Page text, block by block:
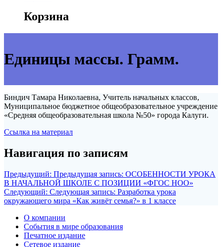
Корзина
Единицы массы. Грамм.
Биндич Тамара Николаевна, Учитель начальных классов,
Муниципальное бюджетное общеобразовательное учреждение
«Средняя общеобразовательная школа №50» города Калуги.
Ссылка на материал
Навигация по записям
Предыдущий: Предыдущая запись: ОСОБЕННОСТИ УРОКА
В НАЧАЛЬНОЙ ШКОЛЕ С ПОЗИЦИИ «ФГОС НОО»
Следующий: Следующая запись: Разработка урока
окружающего мира «Как живёт семья?» в 1 классе
О компании
События в мире образования
Печатное издание
Сетевое издание